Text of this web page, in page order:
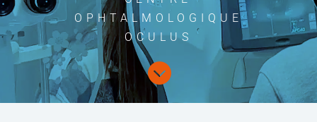
OPHTALMOLOGIQUE
OCULUS
